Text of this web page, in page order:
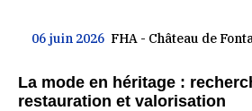
06 juin 2026 FHA - Château de
La mode en héritage :
restauration et valorisation